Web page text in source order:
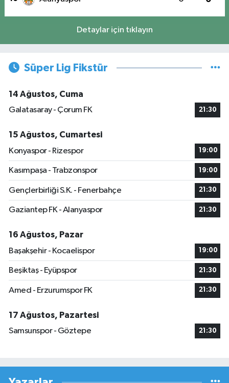
Detaylar için tıklayın
Süper Lig Fikstür
14 Ağustos, Cuma
Galatasaray - Çorum FK
21:30
15 Ağustos, Cumartesi
Konyaspor - Rizespor
19:00
Kasımpaşa - Trabzonspor 19:00
Gençlerbirliği S.K. - Fenerbahçe 21:30
Gaziantep FK - Alanyaspor 21:30
16 Ağustos, Pazar
Başakşehir - Kocaelispor
19:00
Beşiktaş - Eyüpspor 21:30
Amed - Erzurumspor FK 21:30
17 Ağustos, Pazartesi
Samsunspor - Göztepe
21:30